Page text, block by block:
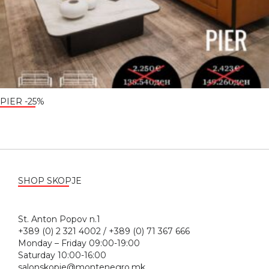
PIER -25%
SHOP SKOPJE
St. Anton Popov n.1
+389 (0) 2 321 4002 / +389 (0) 71 367 666
Monday – Friday 09:00-19:00
Saturday 10:00-16:00